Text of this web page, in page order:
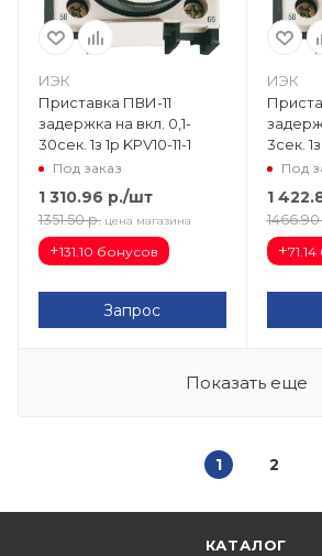
ИЭК
Приставка ПВИ-11
задержка на вкл. 0,1-
30сек. 1з 1р KPV10-11-1
Под заказ
1 310.96 р./шт
1351.50 р. цена магазина
+131.10 бонусов
Запрос
ИЭК
3сек.
Под
1
1466.90
+
Показать еще
1 2
КАТАЛОГ